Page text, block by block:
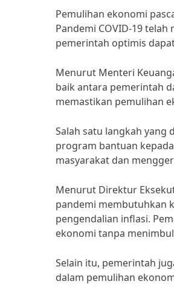
Pemulihan ekonomi
Pandemi COVID-19
pemerintah optimis
Menurut Menteri
baik antara pemerintah
memastikan pemulihan
Salah satu langkah
program bantuan
masyarakat dan
Menurut Direktur
pandemi membutuhkan
pengendalian inflasi.
ekonomi tanpa
Selain itu, pemerintah
dalam pemulihan